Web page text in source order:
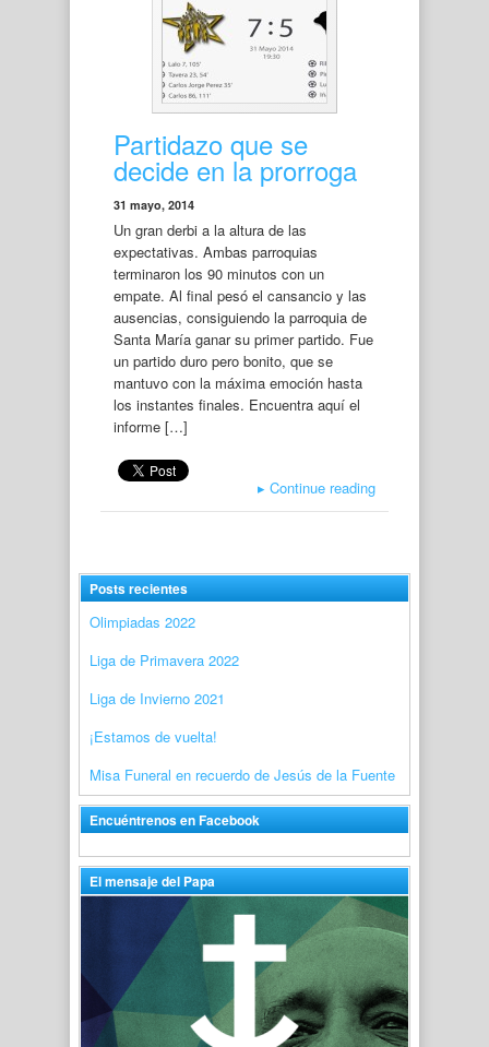
Partidazo que se
decide en la prorroga
31 mayo, 2014
Un gran derbi a la altura de las
expectativas. Ambas parroquias
terminaron los 90 minutos con un
empate. Al final pesó el cansancio y las
ausencias, consiguiendo la parroquia de
Santa María ganar su primer partido. Fue
un partido duro pero bonito, que se
mantuvo con la máxima emoción hasta
los instantes finales. Encuentra aquí el
informe […]
▸ Continue reading
Posts recientes
Olimpiadas 2022
Liga de Primavera 2022
Liga de Invierno 2021
¡Estamos de vuelta!
Misa Funeral en recuerdo de Jesús de la Fuente
Encuéntrenos en Facebook
El mensaje del Papa